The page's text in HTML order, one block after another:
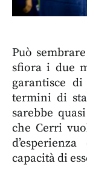
Può
sfiora i due
garantisce
termini di
sarebbe
che Cerri
capacità di